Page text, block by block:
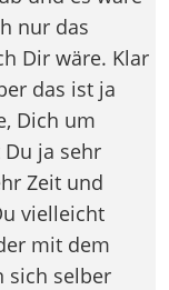
nur das
Dir wäre. Klar
das ist ja
Dich um
ja sehr
Zeit und
vielleicht
mit dem
sich selber